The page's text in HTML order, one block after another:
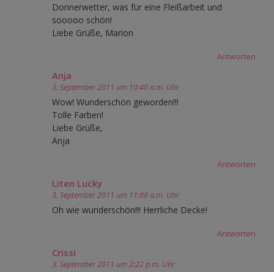
Donnerwetter, was für eine Fleißarbeit und
sooooo schön!
Liebe Grüße, Marion
Antworten
Anja
3. September 2011 um 10:40 a.m. Uhr
Wow! Wunderschön geworden!!!
Tolle Farben!
Liebe Grüße,
Anja
Antworten
Liten Lucky
3. September 2011 um 11:09 a.m. Uhr
Oh wie wunderschön!!! Herrliche Decke!
Antworten
Crissi
3. September 2011 um 2:22 p.m. Uhr